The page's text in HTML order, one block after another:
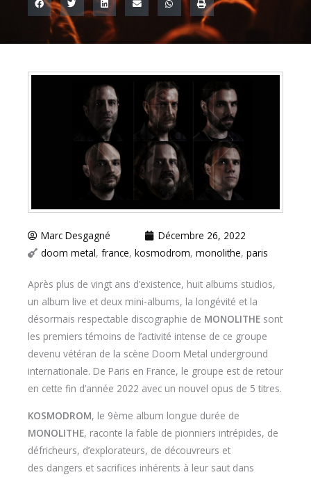
Marc Desgagné
Décembre 26, 2022
doom metal, france, kosmodrom, monolithe, paris
Après plus de vingt ans d’existence, huit albums studios,
un album live et deux mini-albums, la longévité et la
désormais respectable discographie de MONOLITHE sont
les premiers témoins de l’activité intense de ce groupe
devenu vétéran de la scène Doom Metal underground
internationale. De Paris en France, le groupe est de retour
en cette fin d’année 2022 avec un nouvel opus de 5 titres.
KOSMODROM, le 9ème album longue durée de
MONOLITHE, raconte la fable de pionniers intrépides, de
défricheurs, d’explorateurs, de découvreurs et
des dangers et sacrifices inhérents à leur saut dans